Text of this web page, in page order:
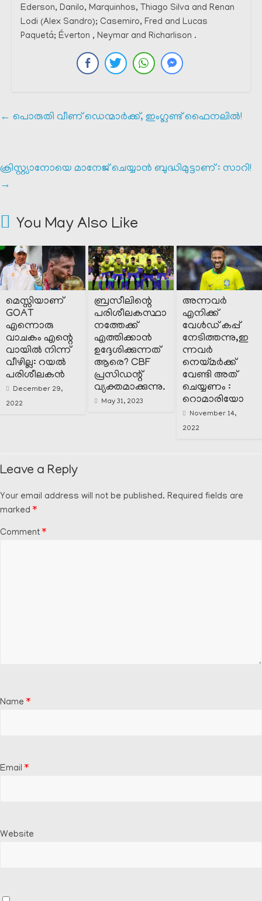
Ederson, Danilo, Marquinhos, Thiago Silva and Renan
Lodi (Alex Sandro); Casemiro, Fred and Lucas
Paquetá; Éverton , Neymar and Richarlison .
← പൊരുതി വീണ് ഡെന്മാർക്ക്, ഇംഗ്ലണ്ട് ഫൈനലിൽ!
ക്രിസ്റ്റ്യാനോയെ മാനേജ് ചെയ്യാൻ ബുദ്ധിമുട്ടാണ് : സാറി!
→
You May Also Like
മെസ്സിയാണ്
GOAT
എന്നൊരു
വാചകം എന്റെ
വായിൽ നിന്ന്
വീഴില്ല: റയൽ
പരിശീലകൻ
December 29,
2022
ബ്രസീലിന്റെ
പരിശീലകസ്ഥാ
നത്തേക്ക്
എത്തിക്കാൻ
ഉദ്ദേശിക്കുന്നത്
ആരെ? CBF
പ്രസിഡന്റ്
വ്യക്തമാക്കുന്നു.
May 31, 2023
അന്നവർ
എനിക്ക്
വേൾഡ് കപ്പ്
നേടിത്തന്നു,ഇ
ന്നവർ
നെയ്മർക്ക്
വേണ്ടി അത്
ചെയ്യണം :
റൊമാരിയോ
November 14,
2022
Leave a Reply
Your email address will not be published. Required fields are
marked *
Comment *
Name *
Email *
Website